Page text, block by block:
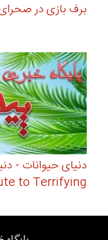
برف بازی در صحرای
دنیای حیوانات -
to Terrifying